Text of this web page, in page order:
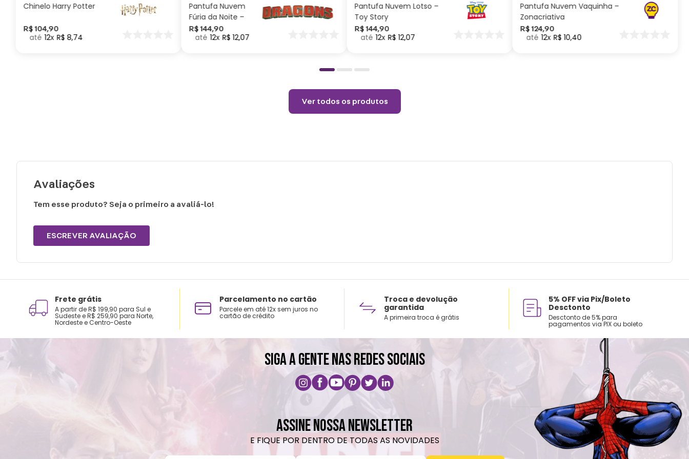
Cuidados e recomendações de uso:
Não preencha com líquidos até a superfície, deixe
Chinelo Harry Potter
R$ 104,90
12 R$ 8,74
Pantufa Nuvem
Fúria da Noite –
Como Treinar
seu Dragão
R$ 144,90
12 R$ 12,07
Pantufa Nuvem Lotso –
Toy Story
R$ 144,90
12 R$ 12,07
Pantufa Nuvem Vaquinha –
Zonacriativa
R$ 124,90
12 R$ 10,40
Ver todos os produtos
Avaliações
Tem esse produto? Seja o primeiro a avaliá-lo!
ESCREVER AVALIAÇÃO
Frete grátis
A partir de R$ 199,90 para Sul e
Sudeste e R$ 259,90 para Norte,
Nordeste e Centro-Oeste
Parcelamento no cartão
Parcele em até 12x sem juros no
cartão de crédito
Troca e devolução
garantida
A primeira troca é grátis
5% OFF via Pix/Boleto
Desctonto
Desctonto de 5% para
pagamentos via PIX ou boleto
SIGA A GENTE NAS REDES SOCIAIS
ASSINE NOSSA NEWSLETTER
E FIQUE POR DENTRO DE TODAS AS NOVIDADES